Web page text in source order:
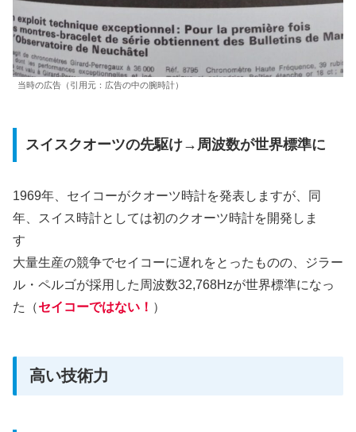
当時の広告（引用元：広告の中の腕時計）
スイスクオーツの先駆け→周波数が世界標準に
1969年、セイコーがクオーツ時計を発表しますが、同
年、スイス時計としては初のクオーツ時計を開発しま
す
大量生産の競争でセイコーに遅れをとったものの、ジラー
ル・ペルゴが採用した周波数32,768Hzが世界標準になっ
た（セイコーではない！ ）
高い技術力